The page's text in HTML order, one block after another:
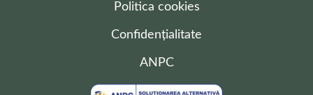
Politica cookies
Confidențialitate
ANPC